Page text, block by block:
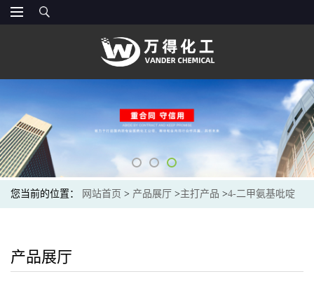
您当前的位置： 网站首页 > 产品展厅 >主打产品 >4-二甲氨基吡啶
产品展厅